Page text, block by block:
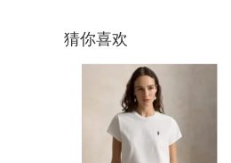
猜你喜欢